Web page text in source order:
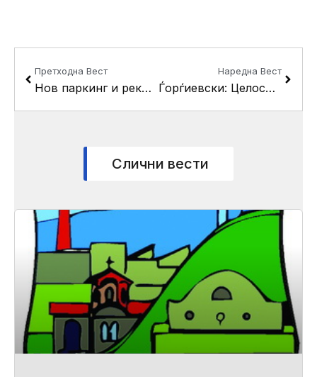
Претходна Вест
Нов паркинг и реконструиран парк во Драчево
Наредна Вест
Ѓорѓиевски: Целосна реконструкција на “Вера Јоциќ” со краците и паркинзите и изградба на нов паркинг
Слични вести